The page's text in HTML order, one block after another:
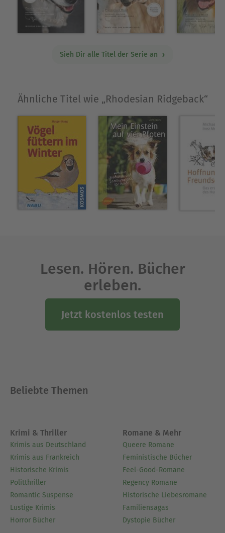
Sieh Dir alle Titel der Serie an
Ähnliche Titel wie „Rhodesian Ridgeback“
Lesen. Hören. Bücher
erleben.
Jetzt kostenlos testen
Beliebte Themen
Krimi & Thriller
Krimis aus Deutschland
Krimis aus Frankreich
Historische Krimis
Politthriller
Romantic Suspense
Lustige Krimis
Horror Bücher
Romane & Mehr
Queere Romane
Feministische Bücher
Feel-Good-Romane
Regency Romane
Historische Liebesromane
Familiensagas
Dystopie Bücher